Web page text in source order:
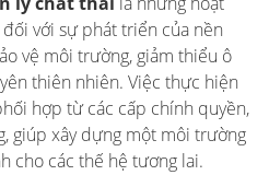
với sự phát triển của nền
vệ môi trường, giảm thiểu ô
thiên nhiên. Việc thực hiện
hợp từ các cấp chính quyền,
giúp xây dựng một môi trường
cho các thế hệ tương lai.